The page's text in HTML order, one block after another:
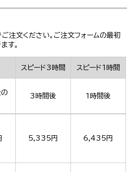
注文ください。ご注文フォームの最初
す。
スピード3時間 スピード1時間
3時間後 1時間後
5,335円 6,435円